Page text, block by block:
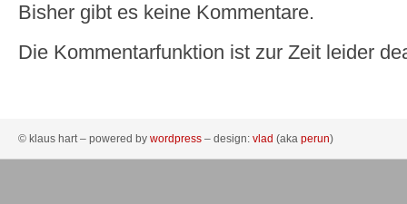
Bisher gibt es keine Kommentare.
Die Kommentarfunktion ist zur Zeit leider
© klaus hart – powered by wordpress – design: vlad (aka perun)